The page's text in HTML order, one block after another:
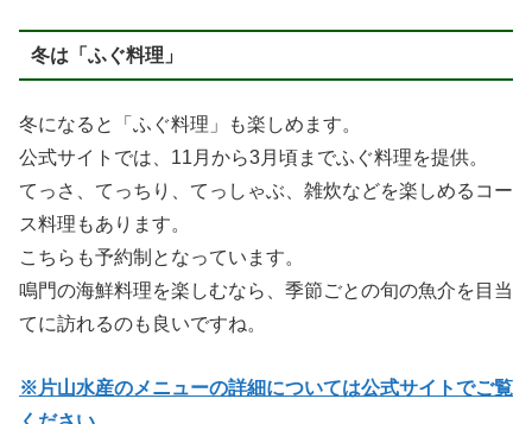
冬は「ふぐ料理」
冬になると「ふぐ料理」も楽しめます。
公式サイトでは、11月から3月頃までふぐ料理を提供。
てっさ、てっちり、てっしゃぶ、雑炊などを楽しめるコー
ス料理もあります。
こちらも予約制となっています。
鳴門の海鮮料理を楽しむなら、季節ごとの旬の魚介を目当
てに訪れるのも良いですね。
※片山水産のメニューの詳細については公式サイトでご覧